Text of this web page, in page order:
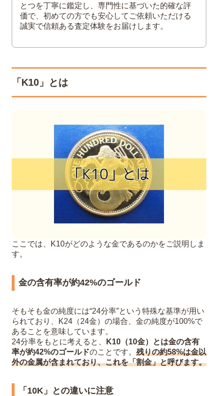
とつを丁寧に鑑定し、専門性に基づいた的確な評
価で、初めての方でも安心してご依頼いただける
誠実で信頼ある査定体験をお届けします。
「K10」とは
ここでは、K10がどのような金であるのかをご説明しま
す。
金の含有率が約42%のゴールド
そもそも金の純度には“24分率”という特殊な基準が用い
られており、K24（24金）の場合、金の純度が100%で
あることを意味しています。
24分率をもとに考えると、
K10（10金）とは金の含有
率が約42%のゴールドのことです。 残りの約58%は金以
外の金属が含まれており、これを「割金」と呼びます。
「10K」との違いに注意